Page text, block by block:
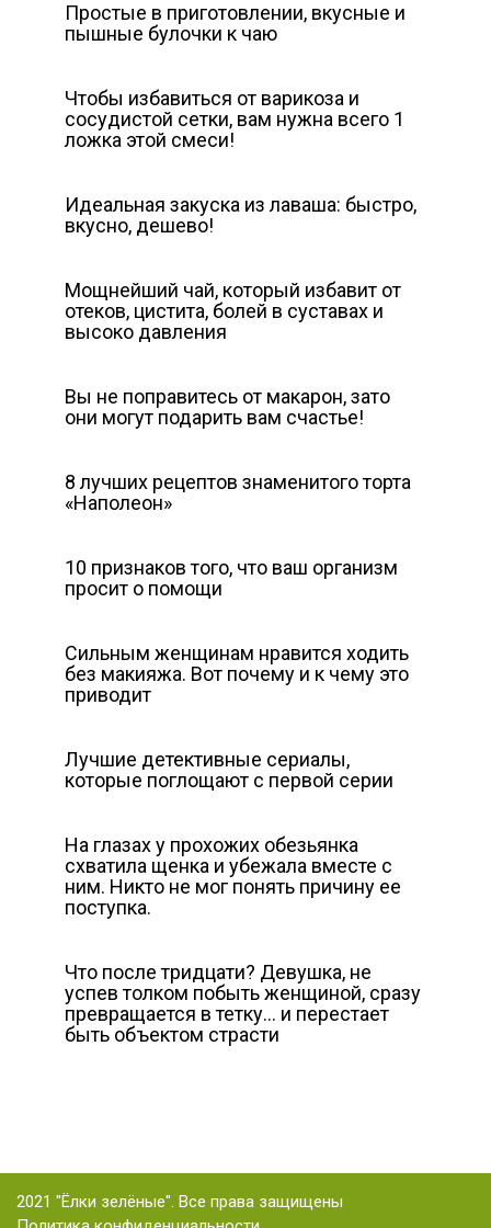
Простые в приготовлении, вкусные и
пышные булочки к чаю
Чтобы избавиться от варикоза и
сосудистой сетки, вам нужна всего 1
ложка этой смеси!
Идеальная закуска из лаваша: быстро,
вкусно, дешево!
Мощнейший чай, который избавит от
отеков, цистита, болей в суставах и
высоко давления
Вы не поправитесь от макарон, зато
они могут подарить вам счастье!
8 лучших рецептов знаменитого торта
«Наполеон»
10 признаков того, что ваш организм
просит о помощи
Сильным женщинам нравится ходить
без макияжа. Вот почему и к чему это
приводит
Лучшие детективные сериалы,
которые поглощают с первой серии
На глазах у прохожих обезьянка
схватила щенка и убежала вместе с
ним. Никто не мог понять причину ее
поступка.
Что после тридцати? Девушка, не
успев толком побыть женщиной, сразу
превращается в тетку… и перестает
быть объектом страсти
2021 "Ёлки зелёные". Все права защищены